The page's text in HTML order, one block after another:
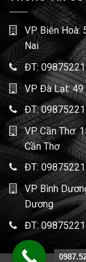
VP Biên Hoà:
Nai
ĐT:
VP Đà Lạt: 49
ĐT:
VP Cần Thơ:
Cần Thơ
ĐT:
VP Bình
Dương
ĐT: